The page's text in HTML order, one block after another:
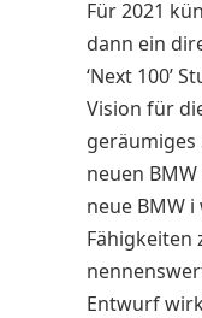
Für 2021
dann ein
‘Next 100’
Vision für
geräumiges
neuen
neue BMW
Fähigkeiten
Entwurf